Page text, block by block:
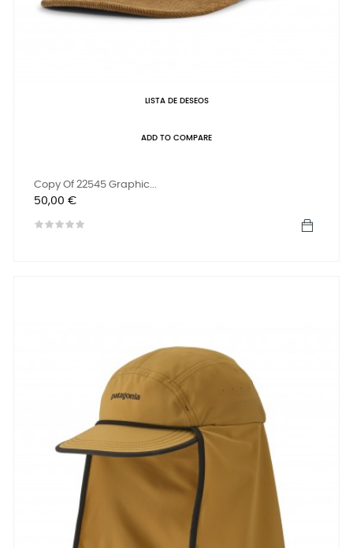
LISTA DE DESEOS
ADD TO COMPARE
Copy Of 22545 Graphic...
Precio
50,00 €